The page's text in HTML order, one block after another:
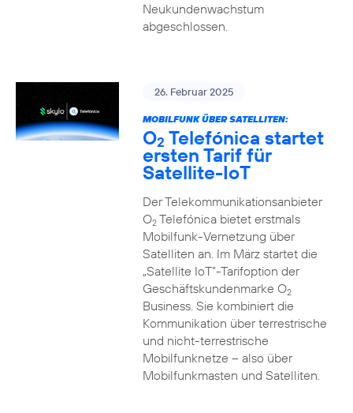
Neukundenwachstum
abgeschlossen.
26. Februar 2025
MOBILFUNK ÜBER SATELLITEN:
O2 Telefónica startet
ersten Tarif für
Satellite-IoT
Der Telekommunikationsanbieter
O2Telefónica bietet erstmals
Mobilfunk-Vernetzung über
Satelliten an. Im März startet die
„Satellite IoT”-Tarifoption der
Geschäftskundenmarke O2
Business. Sie kombiniert die
Kommunikation über terrestrische
und nicht-terrestrische
Mobilfunknetze – also über
Mobilfunkmasten und Satelliten.